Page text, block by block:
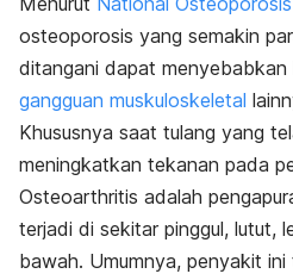
osteoporosis yang semakin
ditangani dapat menyebabkan
gangguan muskuloskeletal
Khususnya saat tulang yang
meningkatkan tekanan pada
Osteoarthritis adalah
terjadi di sekitar pinggul, lutut,
bawah. Umumnya, penyakit